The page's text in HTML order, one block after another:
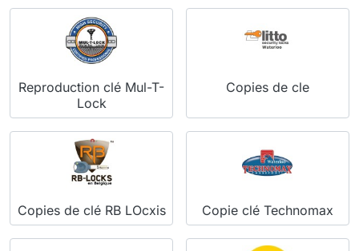
Reproduction clé Mul-T-
Lock
Copies de cle
Copies de clé RB LOcxis Copie clé Technomax